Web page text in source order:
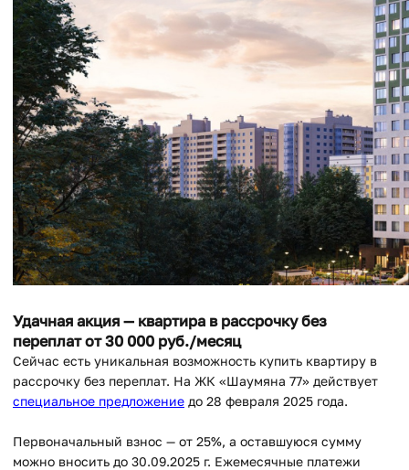
Удачная акция — квартира в рассрочку без
переплат от 30 000 руб./месяц
Сейчас есть уникальная возможность купить квартиру в
рассрочку без переплат. На ЖК «Шаумяна 77» действует
специальное предложение до 28 февраля 2025 года.
Первоначальный взнос — от 25%, а оставшуюся сумму
можно вносить до 30.09.2025 г. Ежемесячные платежи